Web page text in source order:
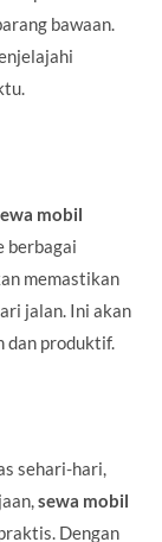
bawaan.
mobil
berbagai
memastikan
jalan. Ini akan
dan produktif.
sehari-hari,
sewa mobil
Dengan